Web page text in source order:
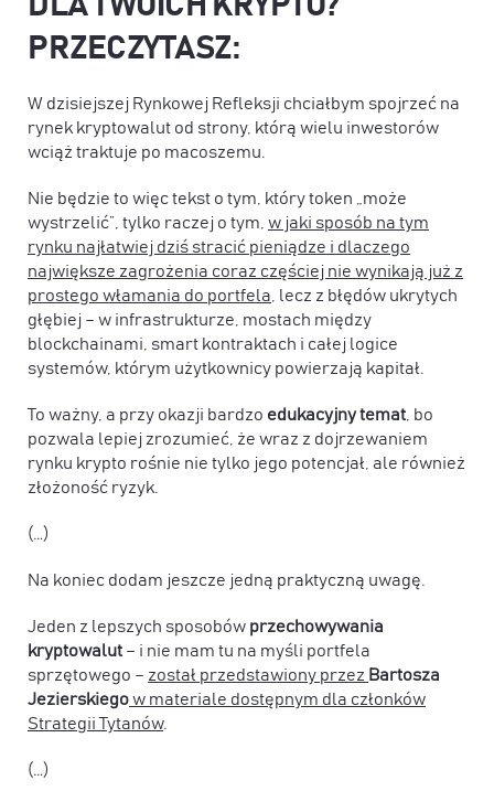
PRZECZYTASZ:
W dzisiejszej Rynkowej Refleksji chciałbym spojrzeć na
rynek kryptowalut od strony, którą wielu inwestorów
wciąż traktuje po macoszemu.
Nie będzie to więc tekst o tym, który token „może
wystrzelić”, tylko raczej o tym, w jaki sposób na tym
rynku najłatwiej dziś stracić pieniądze i dlaczego
największe zagrożenia coraz częściej nie wynikają już z
prostego włamania do portfela , lecz z błędów ukrytych
głębiej – w infrastrukturze, mostach między
blockchainami, smart kontraktach i całej logice
systemów, którym użytkownicy powierzają kapitał.
To ważny, a przy okazji bardzo edukacyjny temat, bo
pozwala lepiej zrozumieć, że wraz z dojrzewaniem
rynku krypto rośnie nie tylko jego potencjał, ale również
złożoność ryzyk.
(…)
Na koniec dodam jeszcze jedną praktyczną uwagę.
Jeden z lepszych sposobów przechowywania
kryptowalut – i nie mam tu na myśli portfela
sprzętowego – został przedstawiony przez Bartosza
Jezierskiegow materiale dostępnym dla członków
Strategii Tytanów.
(…)